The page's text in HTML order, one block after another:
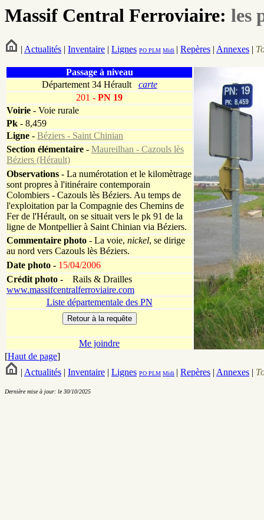
Massif Central Ferroviaire: les
| Actualités | Inventaire | Lignes PO PLM Midi | Repères | Annexes |
Passage à niveau
Département 34 Hérault carte
201 - PN 19
Voirie - Voie rurale
Pk - 8,459
Ligne - Béziers - Saint Chinian
Section élémentaire - Maureilhan - Cazouls lès
Béziers (Hérault)
Observations - La numérotation et le kilomètrage
sont propres à l'itinéraire contemporain
Colombiers - Cazouls lès Béziers. Au temps de
l'exploitation par la Compagnie des Chemins de
Fer de l'Hérault, on se situait vers le pk 91 de la
ligne de Montpellier à Saint Chinian via Béziers.
Commentaire photo - La voie, nickel, se dirige
au nord vers Cazouls lès Béziers.
Date photo - 15/04/2006
Crédit photo - Rails & Drailles
www.massifcentralferroviaire.com
Liste départementale des PN
Me joindre
[Haut de page]
| Actualités | Inventaire | Lignes PO PLM Midi | Repères | Annexes |
Dernière mise à jour: le 30/10/2025